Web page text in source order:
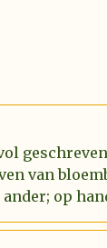
geschreven
van
op